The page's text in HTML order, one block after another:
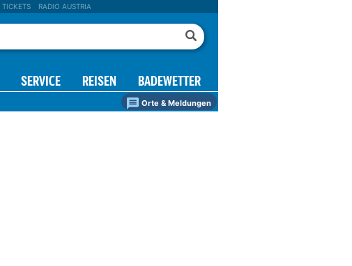
TICKETS RADIO AUSTRIA
SERVICE REISEN BADEWETTER
Orte & Meldungen